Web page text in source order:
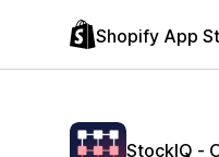
Shopify App
StockIQ ‑